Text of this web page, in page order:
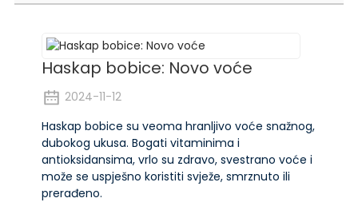
Haskap bobice: Novo voće
2024-11-12
Haskap bobice su veoma hranljivo voće snažnog,
dubokog ukusa. Bogati vitaminima i
antioksidansima, vrlo su zdravo, svestrano voće i
može se uspješno koristiti svježe, smrznuto ili
prerađeno.